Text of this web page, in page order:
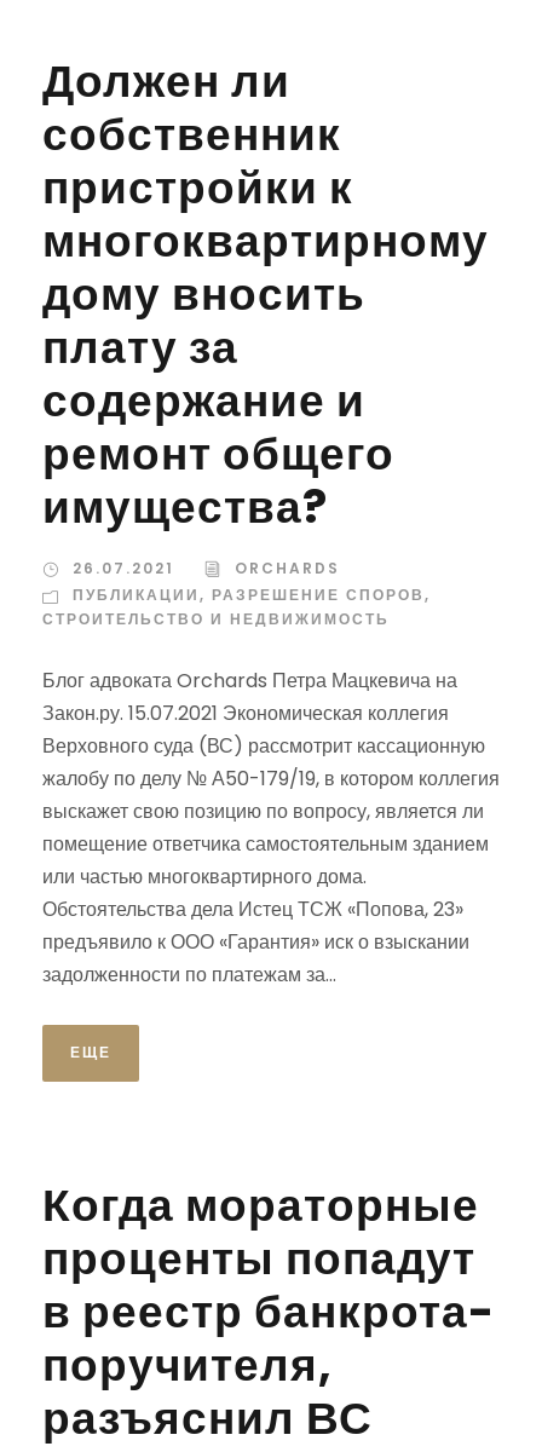
Должен ли
собственник
пристройки к
многоквартирному
дому вносить
плату за
содержание и
ремонт общего
имущества?
26.07.2021
ORCHARDS
ПУБЛИКАЦИИ, РАЗРЕШЕНИЕ СПОРОВ,
СТРОИТЕЛЬСТВО И НЕДВИЖИМОСТЬ
Блог адвоката Orchards Петра Мацкевича на
Закон.ру. 15.07.2021 Экономическая коллегия
Верховного суда (ВС) рассмотрит кассационную
жалобу по делу № А50-179/19, в котором коллегия
выскажет свою позицию по вопросу, является ли
помещение ответчика самостоятельным зданием
или частью многоквартирного дома.
Обстоятельства дела Истец ТСЖ «Попова, 23»
предъявило к ООО «Гарантия» иск о взыскании
задолженности по платежам за...
ЕЩЕ
Когда мораторные
проценты попадут
в реестр банкрота-
поручителя,
разъяснил ВС